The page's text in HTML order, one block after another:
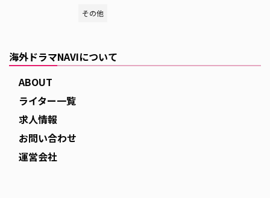
その他
海外ドラマNAVIについて
ABOUT
ライター一覧
求人情報
お問い合わせ
運営会社